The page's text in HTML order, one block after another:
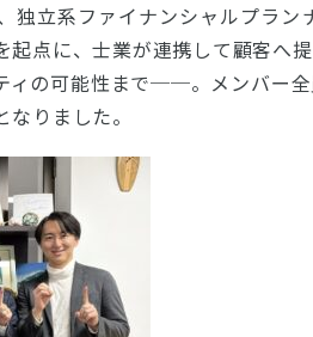
独立系ファイナンシャルプラ
起点に、士業が連携して顧客へ
ィの可能性まで──。メンバー
りました。